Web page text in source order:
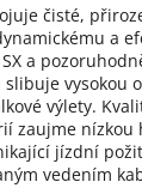
čisté,
a
a
vysokou
výlety.
zaujme nízkou
jízdní
vedením